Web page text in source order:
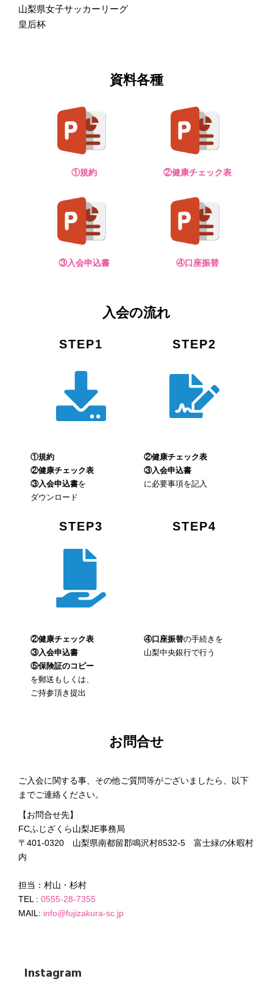
山梨県女子サッカーリーグ
皇后杯
資料各種
①規約 ②健康チェック表
③入会申込書 ④口座振替
入会の流れ
STEP1
①規約
②健康チェック表
③入会申込書を
ダウンロード
STEP2
②健康チェック表
③入会申込書
に必要事項を記入
STEP3
②健康チェック表
③入会申込書
⑤保険証のコピー
を郵送もしくは、
ご持参頂き提出
STEP4
④口座振替の手続きを
山梨中央銀行で行う
お問合せ
ご入会に関する事、その他ご質問等がございましたら、以下
までご連絡ください。
【お問合せ先】
FCふじざくら山梨JE事務局
〒401-0320 山梨県南都留郡鳴沢村8532-5 富士緑の休暇村
内
担当：村山・杉村
TEL : 0555-28-7355
MAIL: info@fujizakura-sc.jp
Instagram